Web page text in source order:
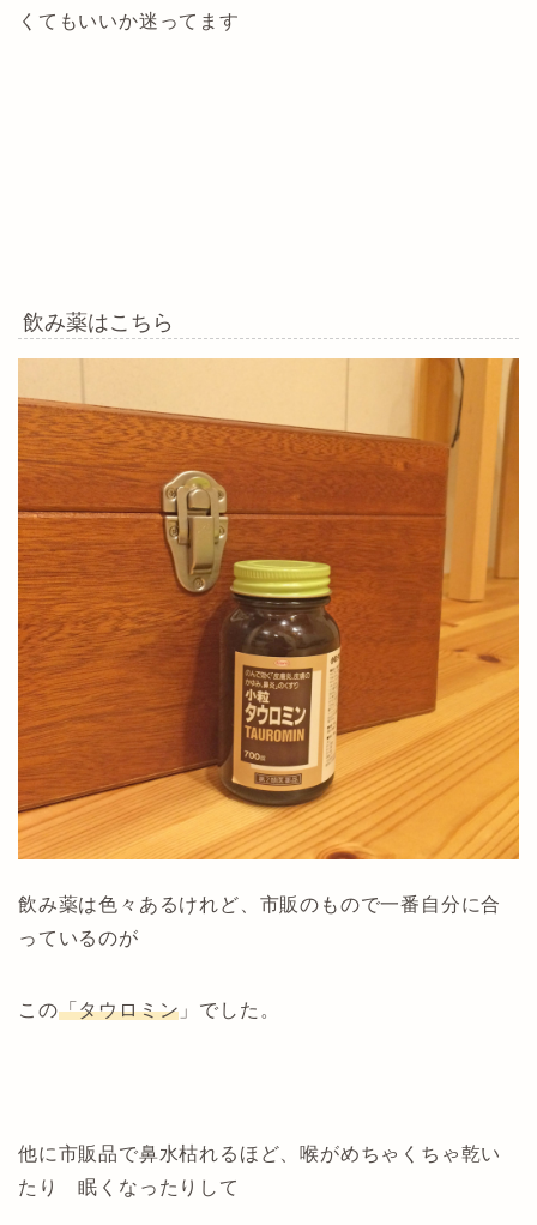
くてもいいか迷ってます
飲み薬はこちら
飲み薬は色々あるけれど、市販のもので一番自分に合
っているのが
この「タウロミン 」でした。
他に市販品で鼻水枯れるほど、喉がめちゃくちゃ乾い
たり 眠くなったりして